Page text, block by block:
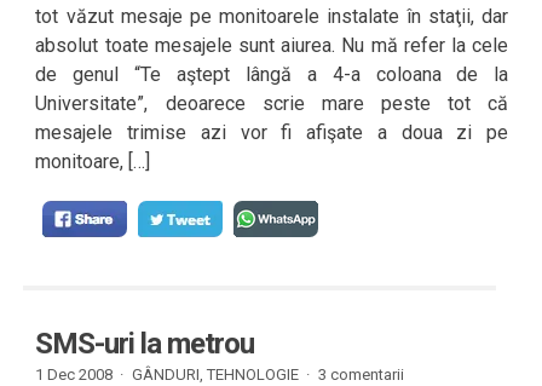
tot văzut mesaje pe monitoarele instalate în staţii, dar
absolut toate mesajele sunt aiurea. Nu mă refer la cele
de genul “Te aştept lângă a 4-a coloana de la
Universitate”, deoarece scrie mare peste tot că
mesajele trimise azi vor fi afişate a doua zi pe
monitoare, […]
SMS-uri la metrou
1 Dec 2008 · GÂNDURI,TEHNOLOGIE · 3 comentarii